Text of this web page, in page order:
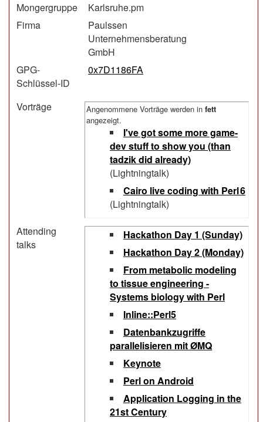
Mongergruppe
Karlsruhe.pm
Firma
Paulssen
Unternehmensberatung
GmbH
GPG-
Schlüssel-ID
0x7D1186FA
Vorträge Angenommene Vorträge werden in fett
angezeigt.
‎I've got some more game-
dev stuff to show you (than
tadzik did already)‎
(Lightningtalk)
‎Cairo live coding with Perl 6‎
(Lightningtalk)
Attending
talks
‎Hackathon Day 1 (Sunday)‎
‎Hackathon Day 2 (Monday)‎
‎From metabolic modeling
to tissue engineering -
Systems biology with Perl‎
‎Inline::Perl5‎
‎Datenbankzugriffe
parallelisieren mit ØMQ‎
‎Keynote‎
‎Perl on Android‎
‎Application Logging in the
21st Century‎